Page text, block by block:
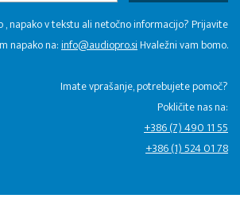
, napako v tekstu ali netočno informacijo? Prijavite
napako na:info@audiopro.siHvaležni vam bomo.
Imate vprašanje, potrebujete pomoč?
Pokličite nas na:
+386 (7) 490 11 55
+386 (1) 524 01 78